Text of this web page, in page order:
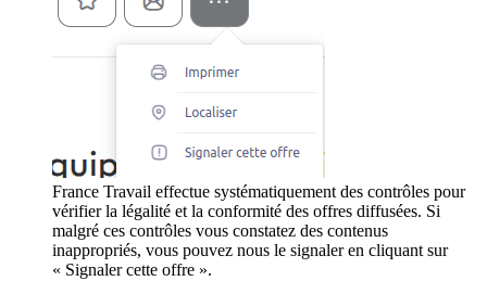
France Travail effectue systématiquement des contrôles pour
vérifier la légalité et la conformité des offres diffusées. Si
malgré ces contrôles vous constatez des contenus
inappropriés, vous pouvez nous le signaler en cliquant sur
« Signaler cette offre ».